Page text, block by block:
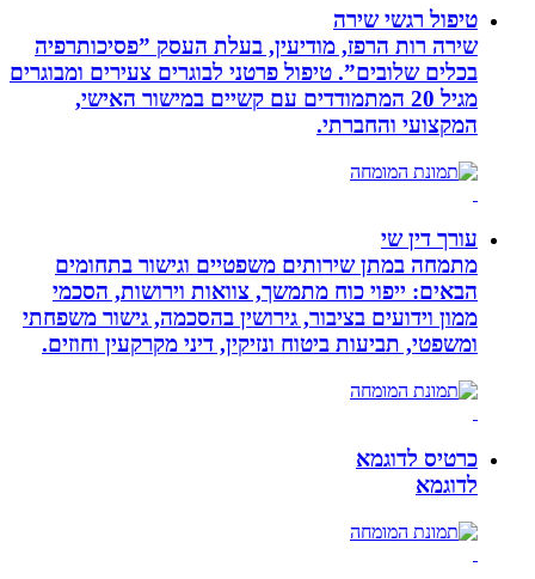
טיפול רגשי שירה
שירה רות הרפז, מודיעין, בעלת העסק ”פסיכותרפיה
בכלים שלובים”. טיפול פרטני לבוגרים צעירים ומבוגרים
מגיל 20 המתמודדים עם קשיים במישור האישי,
המקצועי והחברתי.
עורך דין שי
מתמחה במתן שירותים משפטיים וגישור בתחומים
הבאים: ייפוי כוח מתמשך, צוואות וירושות, הסכמי
ממון וידועים בציבור, גירושין בהסכמה, גישור משפחתי
ומשפטי, תביעות ביטוח ונזיקין, דיני מקרקעין וחוזים.
כרטיס לדוגמא
לדוגמא